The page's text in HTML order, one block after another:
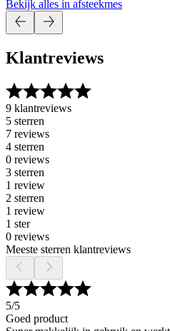
Bekijk alles in afsteekmes
Klantreviews
9 klantreviews
5 sterren
7 reviews
4 sterren
0 reviews
3 sterren
1 review
2 sterren
1 review
1 ster
0 reviews
Meeste sterren klantreviews
5/5
Goed product